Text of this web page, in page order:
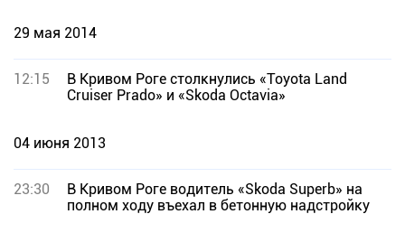
29 мая 2014
12:15
В Кривом Роге столкнулись «Toyota Land
Cruiser Prado» и «Skoda Octavia»
04 июня 2013
23:30
В Кривом Роге водитель «Skoda Superb» на
полном ходу въехал в бетонную надстройку